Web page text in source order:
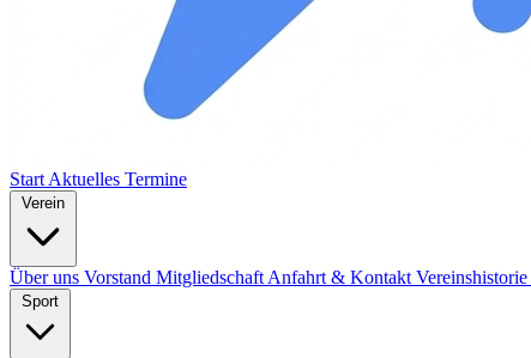
Start Aktuelles Termine
Über uns Vorstand Mitgliedschaft Anfahrt & Kontakt Vereinshistorie